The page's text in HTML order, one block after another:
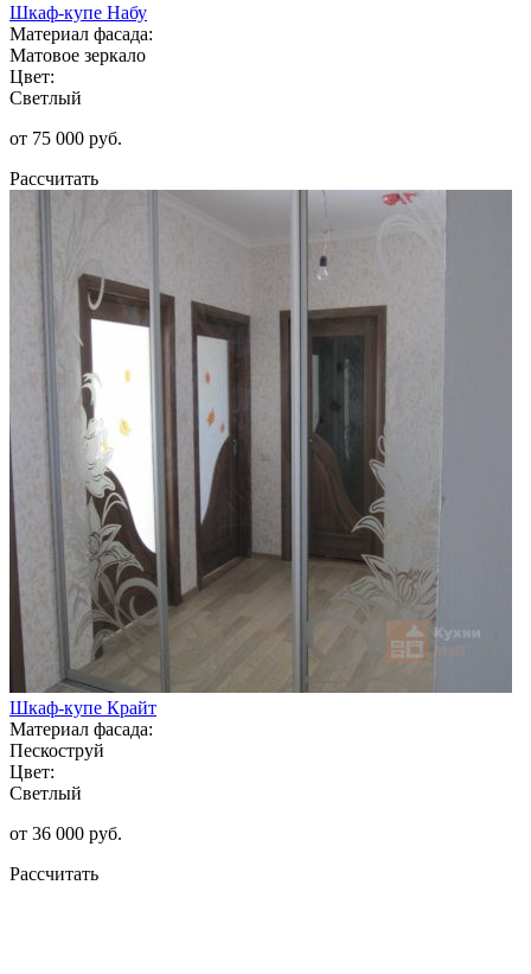
Шкаф-купе Набу
Материал фасада:
Матовое зеркало
Цвет:
Светлый
от 75 000 руб.
Рассчитать
Шкаф-купе Крайт
Материал фасада:
Пескоструй
Цвет:
Светлый
от 36 000 руб.
Рассчитать